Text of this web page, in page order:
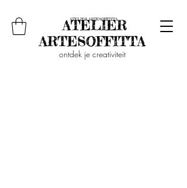
ontdek je creativiteit